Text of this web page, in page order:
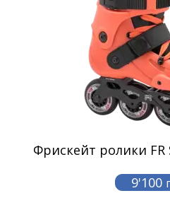
Фрискейт ролики FR
9'100